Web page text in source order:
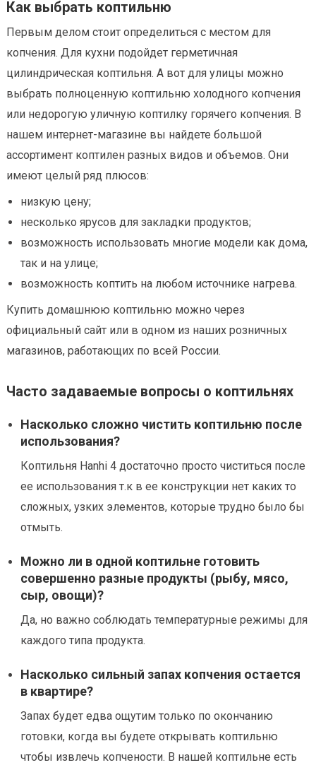
Как выбрать коптильню
Первым делом стоит определиться с местом для
копчения. Для кухни подойдет герметичная
цилиндрическая коптильня. А вот для улицы можно
выбрать полноценную коптильню холодного копчения
или недорогую уличную коптилку горячего копчения. В
нашем интернет-магазине вы найдете большой
ассортимент коптилен разных видов и объемов. Они
имеют целый ряд плюсов:
низкую цену;
несколько ярусов для закладки продуктов;
возможность использовать многие модели как дома,
так и на улице;
возможность коптить на любом источнике нагрева.
Купить домашнюю коптильню можно через
официальный сайт или в одном из наших розничных
магазинов, работающих по всей России.
Часто задаваемые вопросы о коптильнях
Насколько сложно чистить коптильню после
использования?
Коптильня Hanhi 4 достаточно просто чиститься после
ее использования т.к в ее конструкции нет каких то
сложных, узких элементов, которые трудно было бы
отмыть.
Можно ли в одной коптильне готовить
совершенно разные продукты (рыбу, мясо,
сыр, овощи)?
Да, но важно соблюдать температурные режимы для
каждого типа продукта.
Насколько сильный запах копчения остается
в квартире?
Запах будет едва ощутим только по окончанию
готовки, когда вы будете открывать коптильню
чтобы извлечь копчености. В нашей коптильне есть